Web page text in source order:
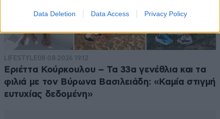
Data Deletion Data Access Privacy Policy
LIFESTYLE08·08·2026 19:12
Εριέττα Κούρκουλου – Τα 33α γενέθλια και τα
φιλιά με τον Βύρωνα Βασιλειάδη: «Καμία στιγμή
ευτυχίας δεδομένη»